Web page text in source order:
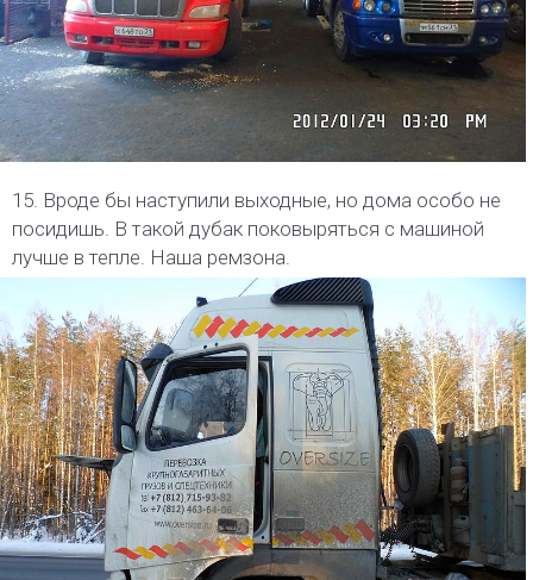
15. Вроде бы наступили выходные, но дома особо не
посидишь. В такой дубак поковыряться с машиной
лучше в тепле. Наша ремзона.